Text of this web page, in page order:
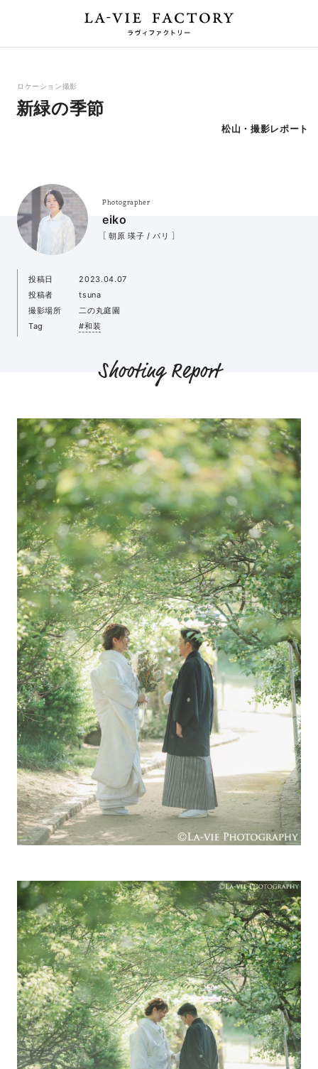
ロケーション撮影
新緑の季節
松山・撮影レポート
Photographer
eiko
［ 朝原 瑛子 / パリ ］
投稿日
2023.04.07
投稿者
tsuna
撮影場所
二の丸庭園
Tag
#和装
Shooting Report